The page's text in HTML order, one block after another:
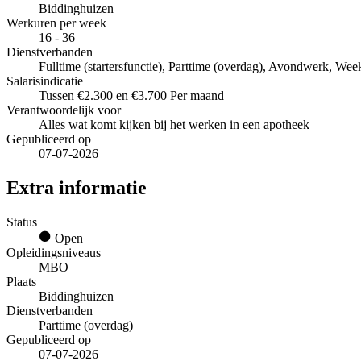
Biddinghuizen
Werkuren per week
16 - 36
Dienstverbanden
Fulltime (startersfunctie), Parttime (overdag), Avondwerk,
Salarisindicatie
Tussen €2.300 en €3.700 Per maand
Verantwoordelijk voor
Alles wat komt kijken bij het werken in een apotheek
Gepubliceerd op
07-07-2026
Extra informatie
Status
Open
Opleidingsniveaus
MBO
Plaats
Biddinghuizen
Dienstverbanden
Parttime (overdag)
Gepubliceerd op
07-07-2026